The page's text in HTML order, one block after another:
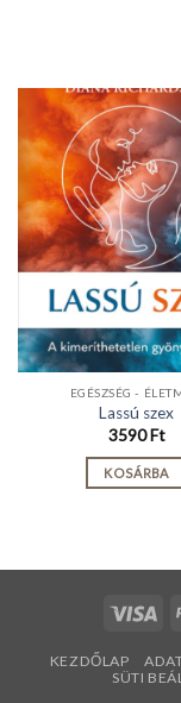
EGÉSZSÉG -
Lassú szex
3590Ft
KOSÁRBA
KEZDŐLAP
SÜTI